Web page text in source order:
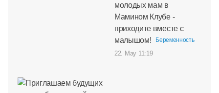
молодых мам в
Мамином Клубе -
приходите вместе с
малышом!
Беременность
22. May 11:19